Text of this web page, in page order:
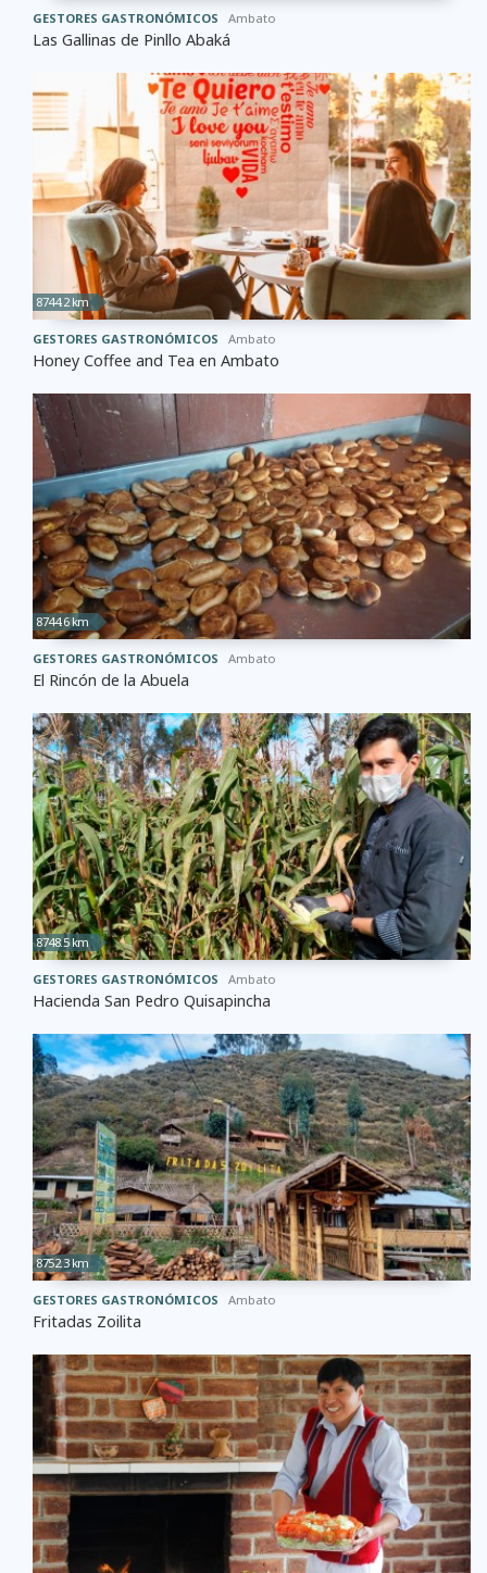
GESTORES GASTRONÓMICOS Ambato
Las Gallinas de Pinllo Abaká
8744.2 km
GESTORES GASTRONÓMICOS Ambato
Honey Coffee and Tea en Ambato
8744.6 km
GESTORES GASTRONÓMICOS Ambato
El Rincón de la Abuela
8748.5 km
GESTORES GASTRONÓMICOS Ambato
Hacienda San Pedro Quisapincha
8752.3 km
GESTORES GASTRONÓMICOS Ambato
Fritadas Zoilita